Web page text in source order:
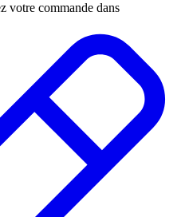
votre commande dans